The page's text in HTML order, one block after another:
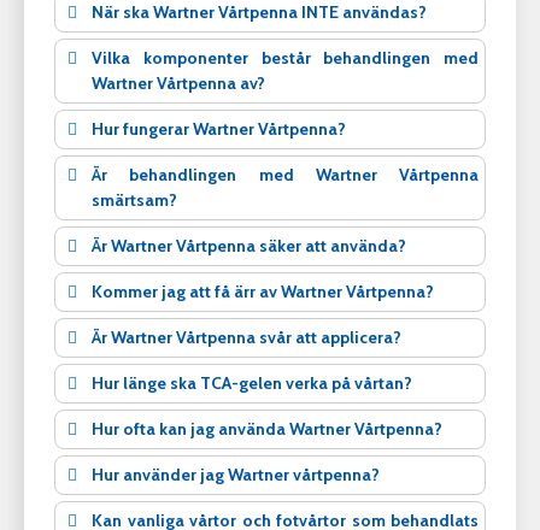
När ska Wartner Vårtpenna INTE användas?
Vilka komponenter består behandlingen med
Wartner Vårtpenna av?
Hur fungerar Wartner Vårtpenna?
Är behandlingen med Wartner Vårtpenna
smärtsam?
Är Wartner Vårtpenna säker att använda?
Kommer jag att få ärr av Wartner Vårtpenna?
Är Wartner Vårtpenna svår att applicera?
Hur länge ska TCA-gelen verka på vårtan?
Hur ofta kan jag använda Wartner Vårtpenna?
Hur använder jag Wartner vårtpenna?
Kan vanliga vårtor och fotvårtor som behandlats